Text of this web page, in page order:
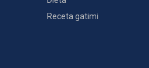
Receta gatimi